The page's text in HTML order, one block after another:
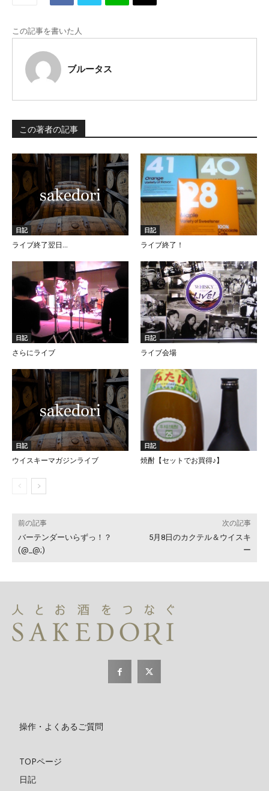
この記事を書いた人
ブルータス
この著者の記事
日記
ライブ終了翌日…
日記
ライブ終了！
日記
さらにライブ
日記
ライブ会場
日記
ウイスキーマガジンライブ
日記
焼酎【セットでお買得♪】
前の記事
バーテンダーいらずっ！？
(@_@;)
次の記事
5月8日のカクテル＆ウイスキ
ー
操作・よくあるご質問
TOPページ
日記